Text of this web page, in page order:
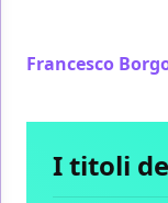
Francesco
I titoli